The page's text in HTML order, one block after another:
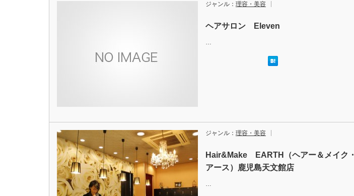
ジャンル： 理容・美容
ヘアサロン Eleven
…
ジャンル： 理容・美容
Hair&Make EARTH（ヘアー＆メイク・
アース）鹿児島天文館店
…